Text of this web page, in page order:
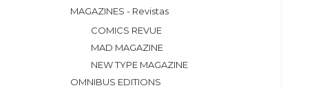
MAGAZINES - Revistas
COMICS REVUE
MAD MAGAZINE
NEW TYPE MAGAZINE
OMNIBUS EDITIONS